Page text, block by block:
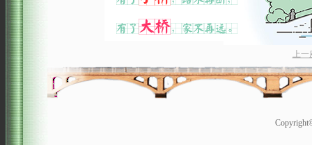
上一